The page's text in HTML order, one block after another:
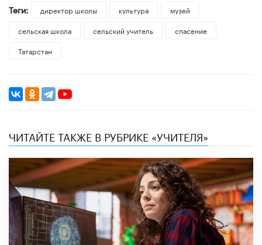
Теги: директор школы культура
музей
сельская школа
сельский учитель
спасение
Татарстан
ЧИТАЙТЕ ТАКЖЕ В РУБРИКЕ «УЧИТЕЛЯ»